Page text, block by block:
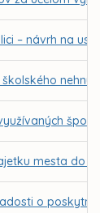
– návrh na
mesta do
o